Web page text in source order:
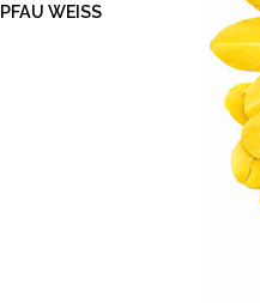
PFAU WEISS